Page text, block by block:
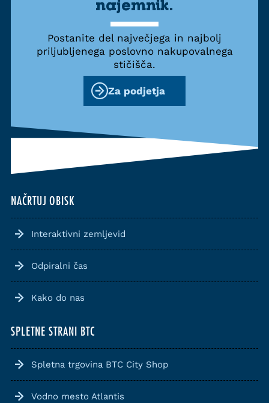
NAČRTUJ OBISK
Interaktivni zemljevid
Odpiralni čas
Kako do nas
SPLETNE STRANI BTC
Spletna trgovina BTC City Shop
Vodno mesto Atlantis
najemnik.
Postanite del največjega in najbolj
priljubljenega poslovno nakupovalnega
stičišča.
Za podjetja